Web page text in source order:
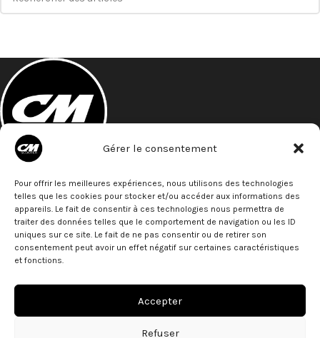
Gérer le consentement
Pour offrir les meilleures expériences, nous utilisons des technologies
telles que les cookies pour stocker et/ou accéder aux informations des
appareils. Le fait de consentir à ces technologies nous permettra de
traiter des données telles que le comportement de navigation ou les ID
uniques sur ce site. Le fait de ne pas consentir ou de retirer son
consentement peut avoir un effet négatif sur certaines caractéristiques
et fonctions.
Accepter
Refuser
27 Bld de Strasbourg
34000 - Montpellier
Téléphone: 07 68 79 79 77
ACTUS
PARTENAIRES
LIENS